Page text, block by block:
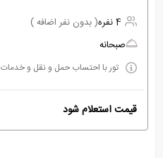
4 نفره
( بدون نفر اضافه )
صبحانه
تور با احتساب حمل و نقل و خدمات
قیمت استعلام شود